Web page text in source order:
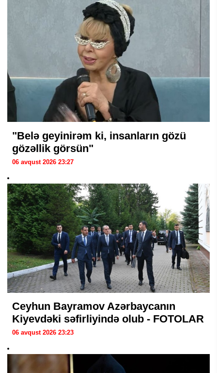
"Belə geyinirəm ki, insanların gözü
gözəllik görsün"
06 avqust 2026 23:27
Ceyhun Bayramov Azərbaycanın
Kiyevdəki səfirliyində olub - FOTOLAR
06 avqust 2026 23:23